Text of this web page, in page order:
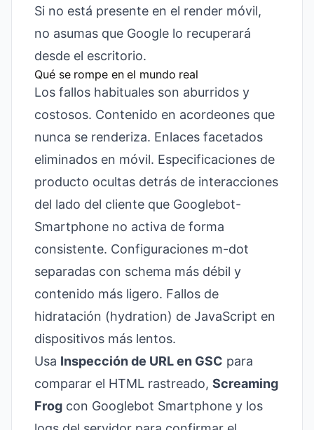
Si no está presente en el render móvil,
no asumas que Google lo recuperará
desde el escritorio.
Qué se rompe en el mundo real
Los fallos habituales son aburridos y
costosos. Contenido en acordeones que
nunca se renderiza. Enlaces facetados
eliminados en móvil. Especificaciones de
producto ocultas detrás de interacciones
del lado del cliente que Googlebot-
Smartphone no activa de forma
consistente. Configuraciones m-dot
separadas con schema más débil y
contenido más ligero. Fallos de
hidratación (hydration) de JavaScript en
dispositivos más lentos.
Usa Inspección de URL en GSC para
comparar el HTML rastreado, Screaming
Frog con Googlebot Smartphone y los